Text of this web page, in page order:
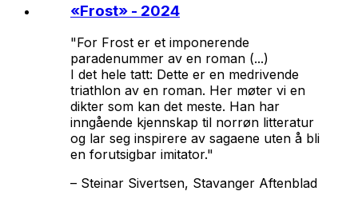
«Frost» - 2024
"For Frost er et imponerende
paradenummer av en roman (...)
I det hele tatt: Dette er en medrivende
triathlon av en roman. Her møter vi en
dikter som kan det meste. Han har
inngående kjennskap til norrøn litteratur
og lar seg inspirere av sagaene uten å bli
en forutsigbar imitator."
– Steinar Sivertsen, Stavanger Aftenblad